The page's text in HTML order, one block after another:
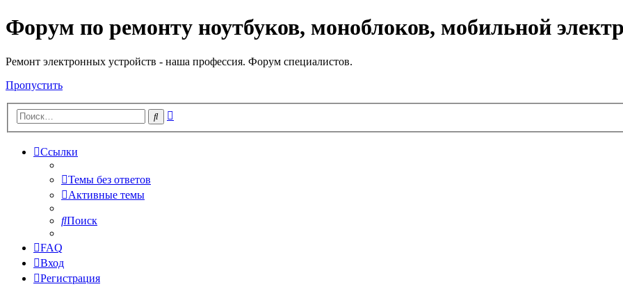
Регистрация
Форум по ремонту ноутбуков, моноблоков, мобильной
Ремонт электронных устройств - наша профессия. Форум специалистов.
Пропустить
Поиск
Ссылки
Темы без ответов
Активные темы
Поиск
FAQ
Вход
Регистрация